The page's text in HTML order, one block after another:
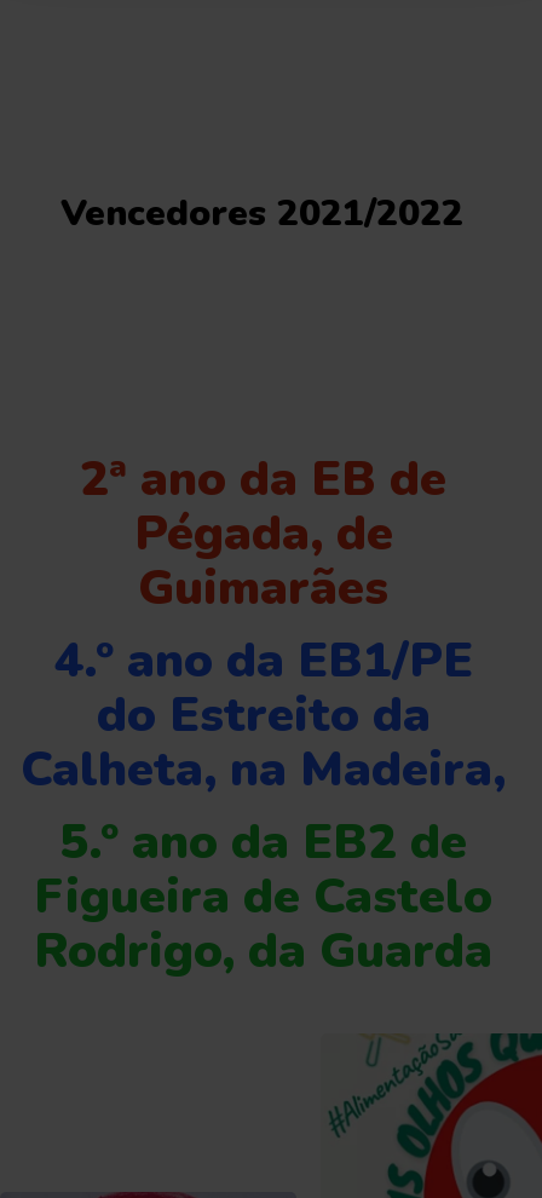
Vencedores 2021/2022
2ª ano da EB de
Pégada, de
Guimarães
4.º ano da EB1/PE
do Estreito da
Calheta, na Madeira,
5.º ano da EB2 de
Figueira de Castelo
Rodrigo, da Guarda